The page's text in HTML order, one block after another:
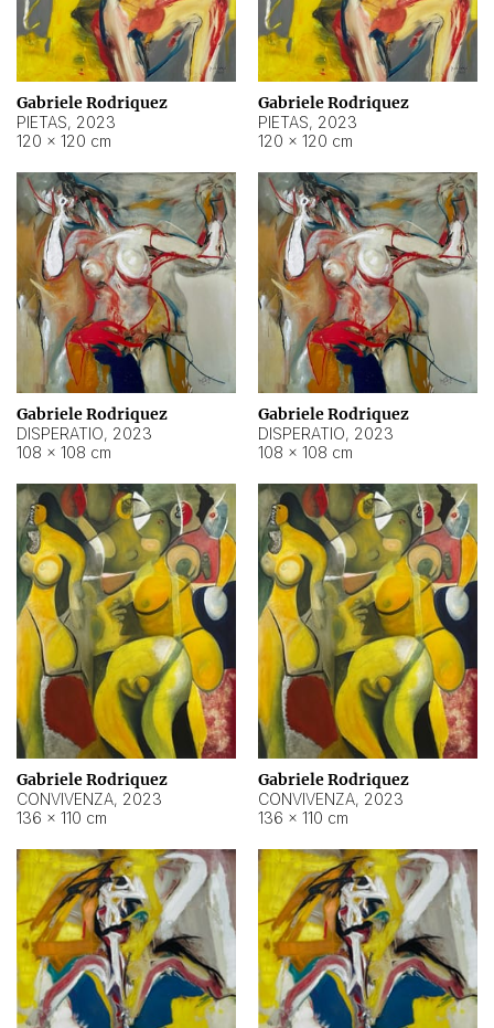
Gabriele Rodriquez
PIETAS, 2023
120 × 120 cm
Gabriele Rodriquez
PIETAS, 2023
120 × 120 cm
Gabriele Rodriquez
DISPERATIO, 2023
108 × 108 cm
Gabriele Rodriquez
DISPERATIO, 2023
108 × 108 cm
Gabriele Rodriquez
CONVIVENZA, 2023
136 × 110 cm
Gabriele Rodriquez
CONVIVENZA, 2023
136 × 110 cm